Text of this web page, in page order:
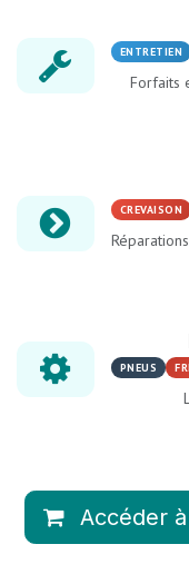
ENTRETIEN
Forfaits
CREVAISON
PNEUS
Accéder